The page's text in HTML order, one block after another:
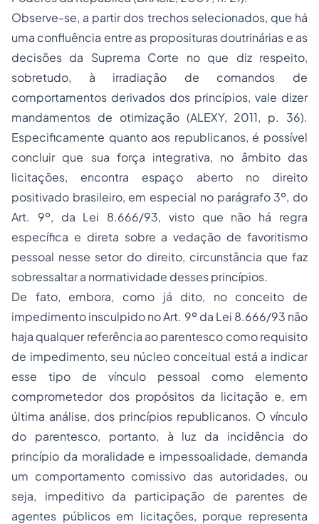
Observe-se, a partir dos trechos selecionados, que há
uma confluência entre as proposituras doutrinárias e as
decisões da Suprema Corte no que diz respeito,
sobretudo, à irradiação de comandos de
comportamentos derivados dos princípios, vale dizer
mandamentos de otimização (ALEXY, 2011, p. 36).
Especificamente quanto aos republicanos, é possível
concluir que sua força integrativa, no âmbito das
licitações, encontra espaço aberto no direito
positivado brasileiro, em especial no parágrafo 3º, do
Art. 9º, da Lei 8.666/93, visto que não há regra
específica e direta sobre a vedação de favoritismo
pessoal nesse setor do direito, circunstância que faz
sobressaltar a normatividade desses princípios.
De fato, embora, como já dito, no conceito de
impedimento insculpido no Art. 9º da Lei 8.666/93 não
haja qualquer referência ao parentesco como requisito
de impedimento, seu núcleo conceitual está a indicar
esse tipo de vínculo pessoal como elemento
comprometedor dos propósitos da licitação e, em
última análise, dos princípios republicanos. O vínculo
do parentesco, portanto, à luz da incidência do
princípio da moralidade e impessoalidade, demanda
um comportamento comissivo das autoridades, ou
seja, impeditivo da participação de parentes de
agentes públicos em licitações, porque representa